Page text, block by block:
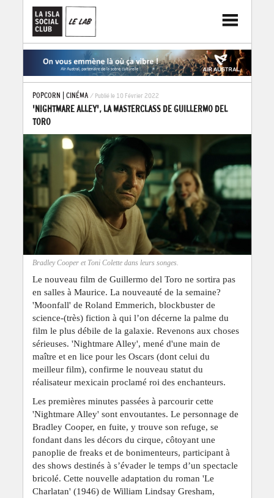
POPCORN CINÉMA / Publié le 10 Février 2022
'NIGHTMARE ALLEY', LA MASTERCLASS DE GUILLERMO DEL
TORO
Bradley Cooper et Toni Colette dans leurs songes.
Le nouveau film de Guillermo del Toro ne sortira pas
en salles à Maurice. La nouveauté de la semaine?
'Moonfall' de Roland Emmerich, blockbuster de
science-(très) fiction à qui l’on décerne la palme du
film le plus débile de la galaxie. Revenons aux choses
sérieuses. 'Nightmare Alley', mené d'une main de
maître et en lice pour les Oscars (dont celui du
meilleur film), confirme le nouveau statut du
réalisateur mexicain proclamé roi des enchanteurs.
Les premières minutes passées à parcourir cette
'Nightmare Alley' sont envoutantes. Le personnage de
Bradley Cooper, en fuite, y trouve son refuge, se
fondant dans les décors du cirque, côtoyant une
panoplie de freaks et de bonimenteurs, participant à
des shows destinés à s’évader le temps d’un spectacle
bricolé. Cette nouvelle adaptation du roman 'Le
Charlatan' (1946) de William Lindsay Gresham,